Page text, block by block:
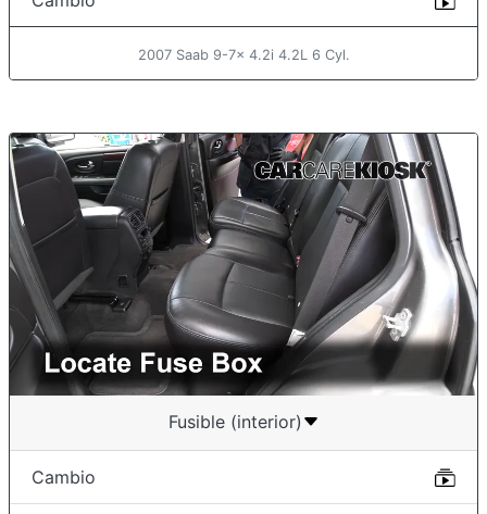
2007 Saab 9-7x 4.2i 4.2L 6 Cyl.
Fusible (interior)
Cambio